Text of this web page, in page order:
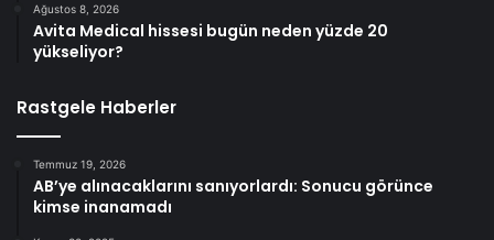
Ağustos 8, 2026
Avita Medical hissesi bugün neden yüzde 20
yükseliyor?
Rastgele Haberler
Temmuz 19, 2026
AB’ye alınacaklarını sanıyorlardı: Sonucu görünce
kimse inanamadı